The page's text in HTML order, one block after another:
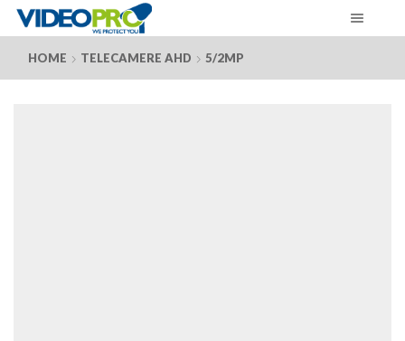
HOME TELECAMERE AHD 5/2MP